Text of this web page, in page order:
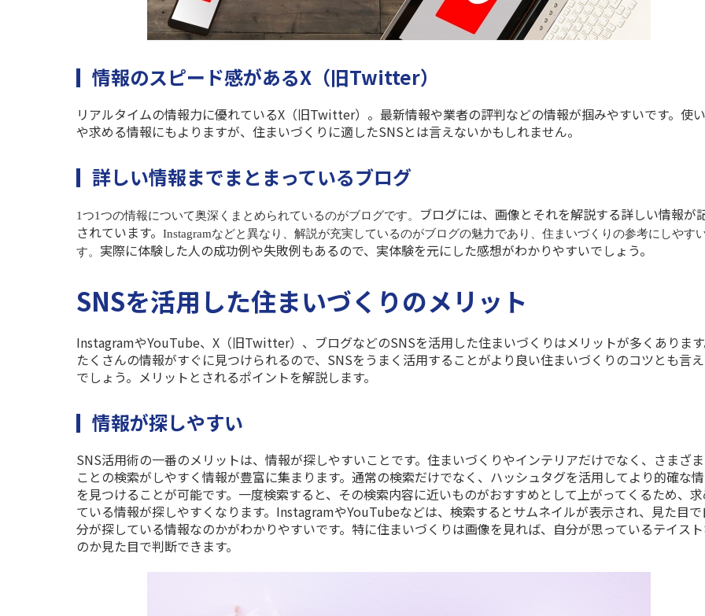
情報のスピード感があるX（旧Twitter）
リアルタイムの情報力に優れているX （旧Twitter）。最新情報や業者の評判などの情報が掴みやすいです。使
や求める情報にもよりますが、住まいづくりに適したSNSとは言えないかもしれません。
詳しい情報までまとまっているブログ
1つ1つの情報について奥深くまとめられているのがブログです。
ブログには、画像とそれを解説する詳しい情報が
されています。
Instagramなどと異なり、解説が充実しているのがブログの魅力であり、住まいづくりの参考にしやす
す。 実際に体験した人の成功例や失敗例もあるので、実体験を元にした感想がわかりやすいでしょう。
SNSを活用した住まいづくりのメリット
InstagramやYouTube、 X （旧Twitter）、ブログなどのSNSを活用した住まいづくりはメリットが多くありま
たくさんの情報がすぐに見つけられるので、 SNSをうまく活用することがより良い住まいづくりのコツとも言
でしょう。メリットとされるポイントを解説します。
情報が探しやすい
SNS活用術の一番のメリットは、情報が探しやすいことです。住まいづくりやインテリアだけでなく、さまざ
ことの検索がしやすく情報が豊富に集まります。通常の検索だけでなく、ハッシュタグを活用してより的確な
を見つけることが可能です。一度検索すると、その検索内容に近いものがおすすめとして上がってくるため、
ている情報が探しやすくなります。 InstagramやYouTubeなどは、検索するとサムネイルが表示され、見た目
分が探している情報なのかがわかりやすいです。特に住まいづくりは画像を見れば、自分が思っているテイス
のか見た目で判断できます。